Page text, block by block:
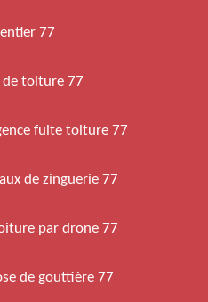
77
toiture 77
fuite toiture 77
de zinguerie 77
par drone 77
de gouttière 77